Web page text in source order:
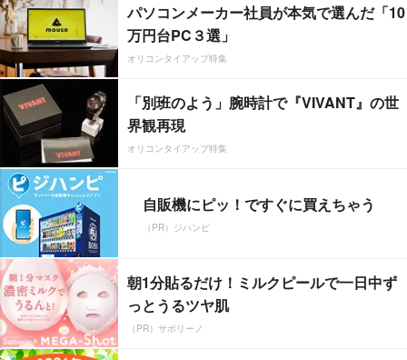
パソコンメーカー社員が本気で選んだ「10
万円台PC３選」
オリコンタイアップ特集
「別班のよう」腕時計で『VIVANT』の世
界観再現
オリコンタイアップ特集
自販機にピッ！ですぐに買えちゃう
（PR）ジハンピ
朝1分貼るだけ！ミルクピールで一日中ず
っとうるツヤ肌
（PR）サボリーノ